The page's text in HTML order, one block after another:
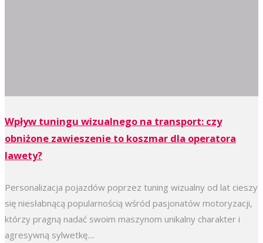
Wpływ tuningu wizualnego na transport: czy
obniżone zawieszenie to koszmar dla operatora
lawety?
Personalizacja pojazdów poprzez tuning wizualny od lat cieszy
się niesłabnącą popularnością wśród pasjonatów motoryzacji,
którzy pragną nadać swoim maszynom unikalny charakter i
agresywną sylwetkę....